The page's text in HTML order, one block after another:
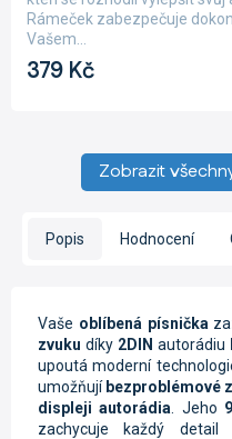
5,0
z
hvězdiček.
379 Kč
Rámeček zabezpečuje
Vašem...
Zobrazit
Popis Hodnocení
Vaše oblíbená písnička
zvuku díky 2DIN autorádiu
upoutá moderní
umožňují bezproblémové
displeji autorádia . Jeho
zachycuje každý